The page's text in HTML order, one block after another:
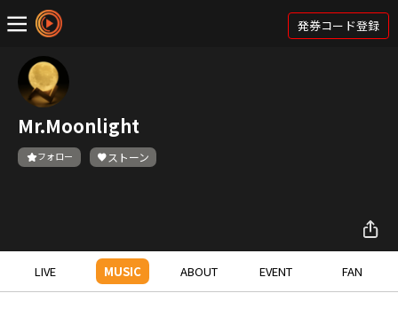
発券コード登録
Mr.Moonlight
フォロー ストーン
LIVE MUSIC ABOUT EVENT FAN